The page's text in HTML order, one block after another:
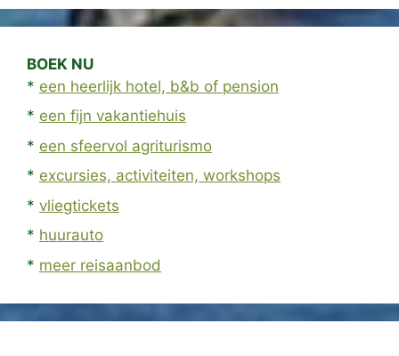
BOEK NU
* een heerlijk hotel, b&b of pension
* een fijn vakantiehuis
* een sfeervol agriturismo
* excursies, activiteiten, workshops
* vliegtickets
* huurauto
* meer reisaanbod